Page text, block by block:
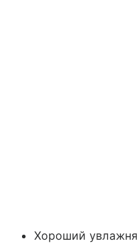
Хороший